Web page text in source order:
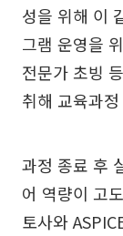
성을 위해 이
그램 운영을
전문가 초빙
취해 교육과
과정 종료 후
어 역량이 고
토사와